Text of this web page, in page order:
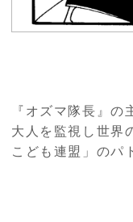
『オズマ隊長』
大人を監視し世界
こども連盟」のパ